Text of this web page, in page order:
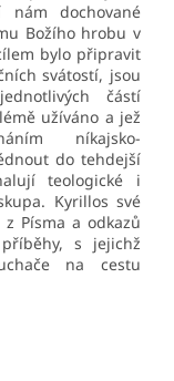
nám dochované
Božího hrobu v
bylo připravit
svátostí, jsou
částí
užíváno a jež
níkajsko-
do tehdejší
teologické i
Kyrillos své
Písma a odkazů
s jejichž
na cestu